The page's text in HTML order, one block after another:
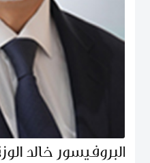
البروفيسور خالد